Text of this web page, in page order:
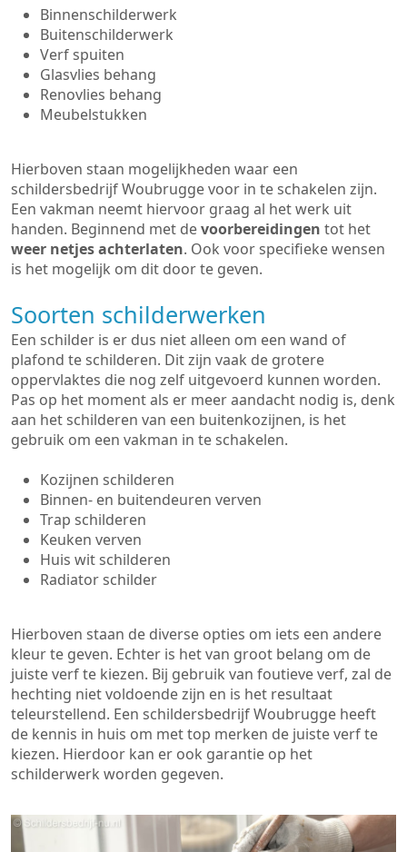
Binnenschilderwerk
Buitenschilderwerk
Verf spuiten
Glasvlies behang
Renovlies behang
Meubelstukken
Hierboven staan mogelijkheden waar een
schildersbedrijf Woubrugge voor in te schakelen zijn.
Een vakman neemt hiervoor graag al het werk uit
handen. Beginnend met devoorbereidingen tot het
weer netjes achterlaten. Ook voor specifieke wensen
is het mogelijk om dit door te geven.
Soorten schilderwerken
Een schilder is er dus niet alleen om een wand of
plafond te schilderen. Dit zijn vaak de grotere
oppervlaktes die nog zelf uitgevoerd kunnen worden.
Pas op het moment als er meer aandacht nodig is, denk
aan het schilderen van een buitenkozijnen, is het
gebruik om een vakman in te schakelen.
Kozijnen schilderen
Binnen- en buitendeuren verven
Trap schilderen
Keuken verven
Huis wit schilderen
Radiator schilder
Hierboven staan de diverse opties om iets een andere
kleur te geven. Echter is het van groot belang om de
juiste verf te kiezen. Bij gebruik van foutieve verf, zal de
hechting niet voldoende zijn en is het resultaat
teleurstellend. Een schildersbedrijf Woubrugge heeft
de kennis in huis om met top merken de juiste verf te
kiezen. Hierdoor kan er ook garantie op het
schilderwerk worden gegeven.